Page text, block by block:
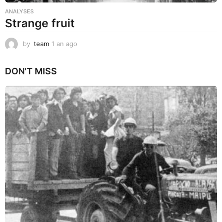
ANALYSES
Strange fruit
by team 1 an ago
o
DON'T MISS